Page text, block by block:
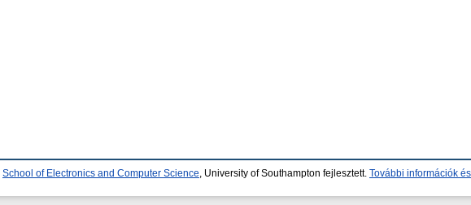
School of Electronics and Computer Science , University of Southampton fejlesztett. További információk